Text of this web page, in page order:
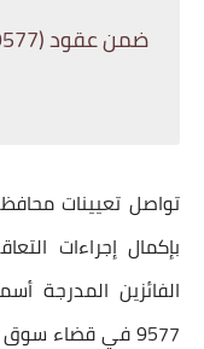
تواصل تعيينات محافظة
بإكمال إجراءات
الفائزين المدرجة
9577فيقضاء سوق